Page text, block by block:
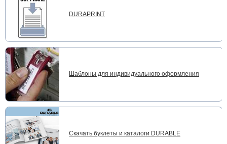
DURAPRINT
Шаблоны для индивидуального оформления
Скачать буклеты и каталоги DURABLE